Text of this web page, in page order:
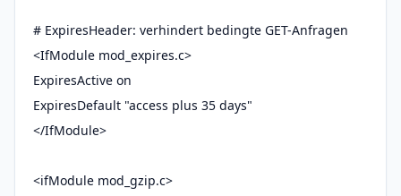
# ExpiresHeader: verhindert bedingte GET-Anfragen
<IfModule mod_expires.c>
ExpiresActive on
ExpiresDefault "access plus 35 days"
</IfModule>
<ifModule mod_gzip.c>